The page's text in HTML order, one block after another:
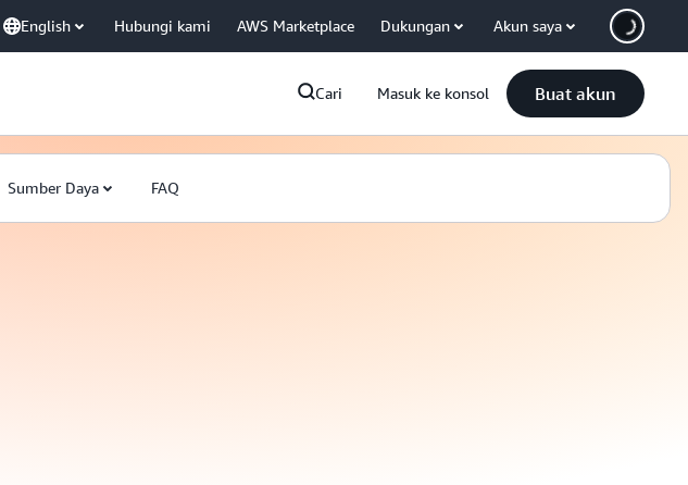
English Hubungi kami AWS Marketplace Dukungan Akun saya
Cari Masuk ke konsol Buat akun
Sumber Daya FAQ